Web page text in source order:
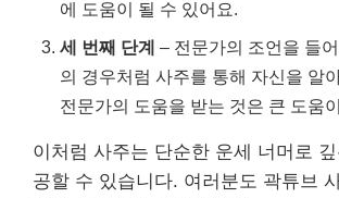
에 도움이 될 수 있어요.
세 번째 단계 – 전문가의 조언을 들
의 경우처럼 사주를 통해 자신을 알
전문가의 도움을 받는 것은 큰 도움
이처럼 사주는 단순한 운세 너머로
공할 수 있습니다. 여러분도 곽튜브